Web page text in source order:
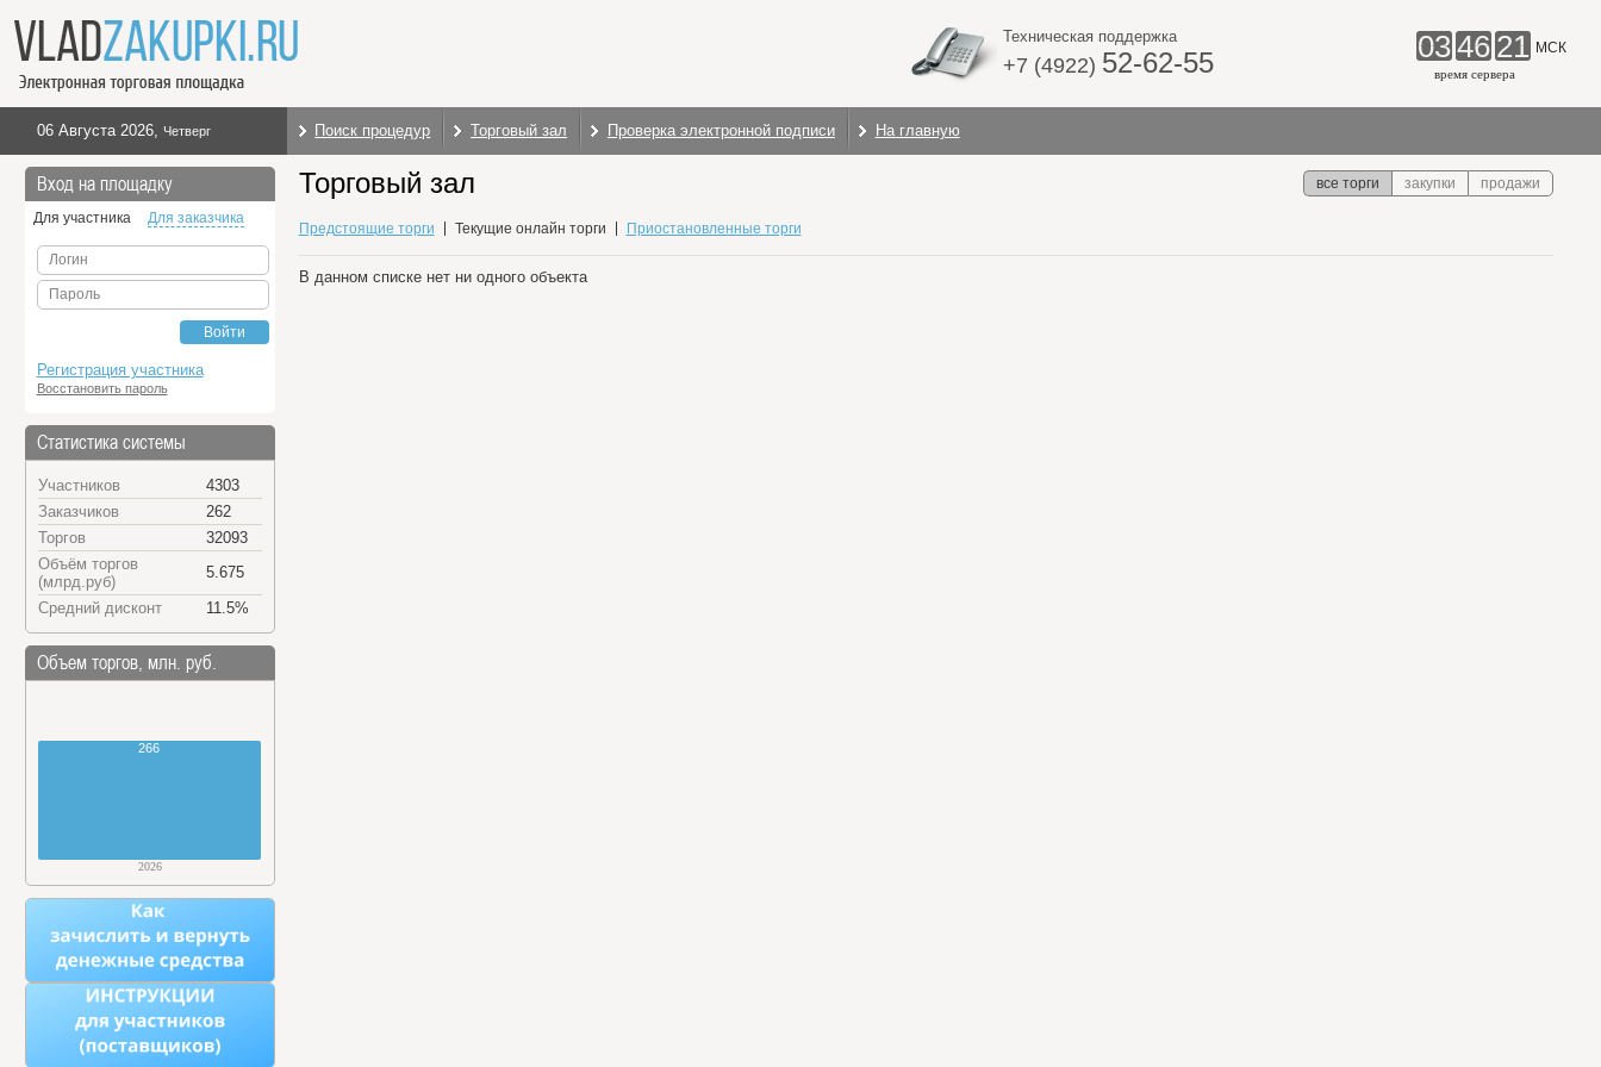
Техническая поддержка
+7 (4922) 52-62-55 0346 21 МСК
время сервера
06 Августа 2026, Четверг Поиск процедур Торговый зал Проверка электронной подписи На главную
Вход на площадку
Для участника Для заказчика
Логин
Пароль
Войти
Регистрация участника
Восстановить пароль
Статистика системы
Участников
4303
Заказчиков
262
Торгов
32093
Объём торгов
(млрд.руб)
5.675
Средний дисконт
11.5%
Объем торгов, млн. руб.
266
2026
Торговый зал все торги закупки продажи
Предстоящие торги Текущие онлайн торги Приостановленные торги
В данном списке нет ни одного объекта